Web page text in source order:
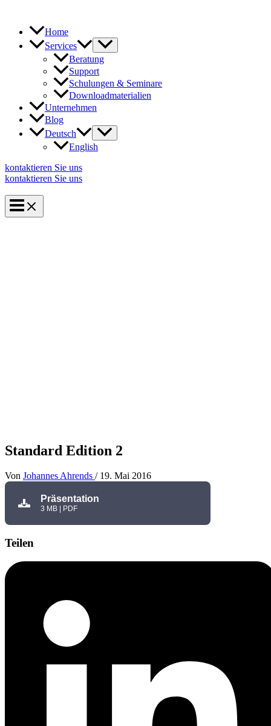
springen
Home
Services
Beratung
Support
Schulungen & Seminare
Downloadmaterialien
Unternehmen
Blog
Deutsch
English
kontaktieren Sie uns
kontaktieren Sie uns
Standard Edition 2
Von Johannes Ahrends / 19. Mai 2016
Präsentation
3 MB | PDF
Teilen